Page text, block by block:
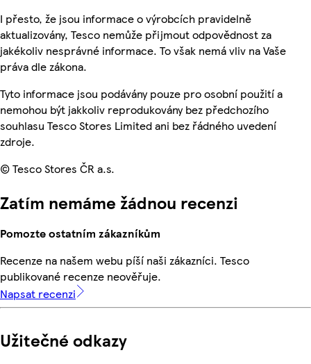
I přesto, že jsou informace o výrobcích pravidelně
aktualizovány, Tesco nemůže přijmout odpovědnost za
jakékoliv nesprávné informace. To však nemá vliv na Vaše
práva dle zákona.
Tyto informace jsou podávány pouze pro osobní použití a
nemohou být jakkoliv reprodukovány bez předchozího
souhlasu Tesco Stores Limited ani bez řádného uvedení
zdroje.
© Tesco Stores ČR a.s.
Zatím nemáme žádnou recenzi
Pomozte ostatním zákazníkům
Recenze na našem webu píší naši zákazníci. Tesco
publikované recenze neověřuje.
Napsat recenzi
Užitečné odkazy